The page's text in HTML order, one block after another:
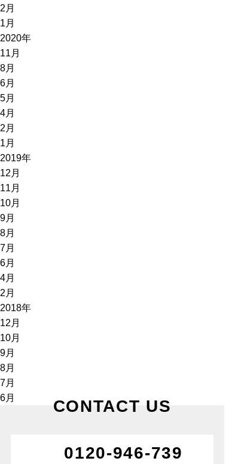
2月
1月
2020年
11月
8月
6月
5月
4月
2月
1月
2019年
12月
11月
10月
9月
8月
7月
6月
4月
2月
2018年
12月
10月
9月
8月
7月
6月
CONTACT US
0120-946-739